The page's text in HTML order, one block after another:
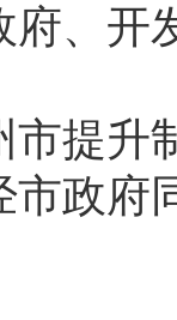
府、开
升制
市政府